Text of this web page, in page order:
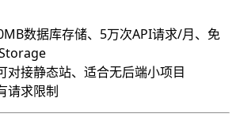
数据库存储、5万次API请求/月、免
对接静态站、适合无后端小项目
请求限制